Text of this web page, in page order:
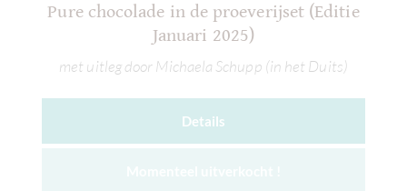
Pure chocolade in de proeverijset (Editie
Januari 2025)
met uitleg door Michaela Schupp (in het Duits)
Details